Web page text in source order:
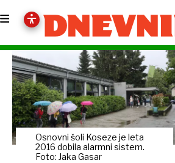
Osnovni šoli Koseze je leta
2016 dobila alarmni sistem.
Foto: Jaka Gasar